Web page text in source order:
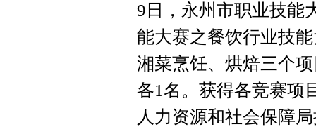
9日，永州市职业技能
能大赛之餐饮行业技
湘菜烹饪、烘焙三个
各1名。获得各竞赛项
人力资源和社会保障